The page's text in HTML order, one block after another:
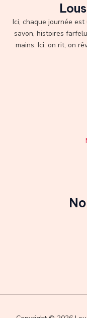
Ici, chaque journée
savon, histoires
mains. Ici, on rit, on